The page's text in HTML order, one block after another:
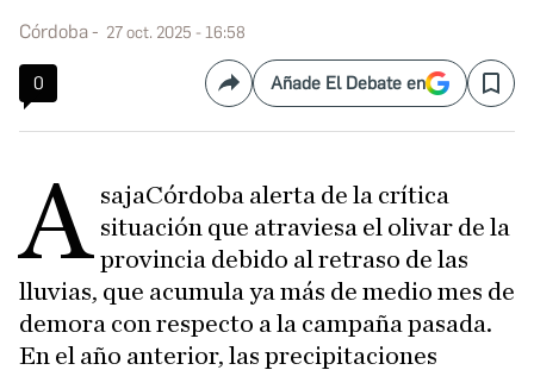
Córdoba 27 oct. 2025 - 16:58
0 CompartirAñade El Debate en Save
A sajaCórdoba alerta de la crítica
situación que atraviesa el olivar de la
provincia debido al retraso de las
lluvias, que acumula ya más de medio mes de
demora con respecto a la campaña pasada.
En el año anterior, las precipitaciones